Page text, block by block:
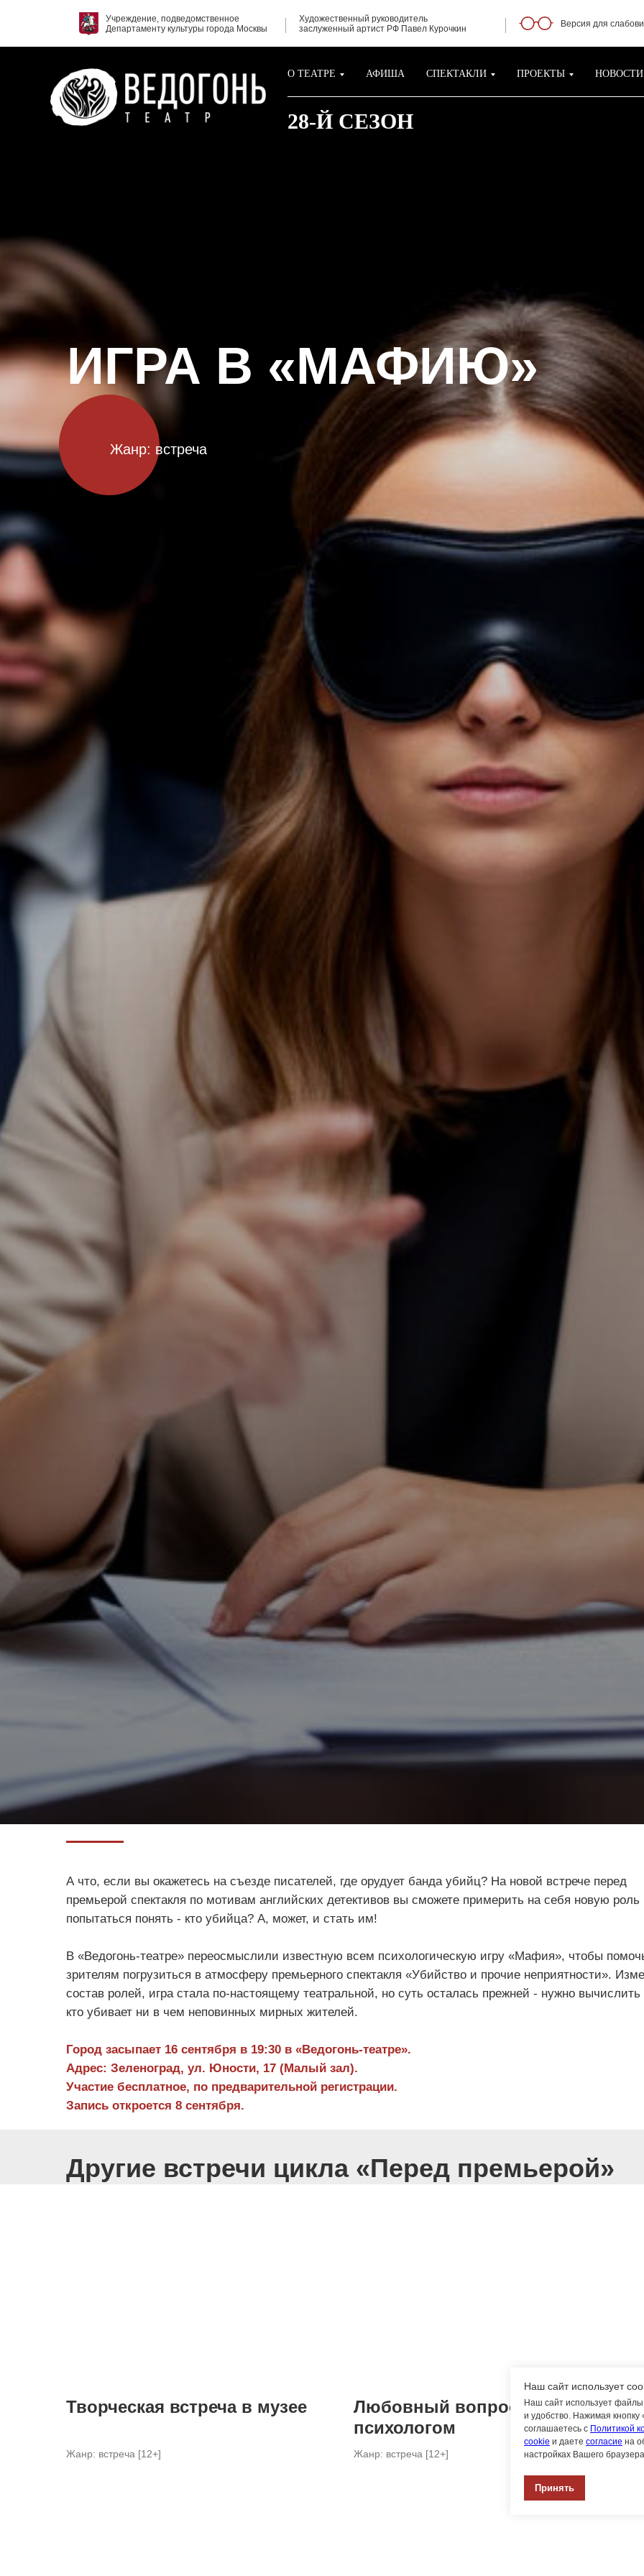
Учреждение, подведомственное
Департаменту культуры города Москвы
Художественный руководитель
заслуженный артист РФ Павел Курочкин
Версия для
О ТЕАТРЕ АФИША СПЕКТАКЛИ ПРОЕКТЫ НОВОСТИ
28-Й СЕЗОН
Наш сайт использует
Наш сайт использует файлы
и удобство. Нажимая
соглашаетесь с Политикой
cookie и даете согласие на
настройках Вашего
Принять
ИГРА В «МАФИЮ»
Жанр: встреча
А что, если вы окажетесь на съезде писателей, где орудует банда убийц? На новой встрече перед
премьерой спектакля по мотивам английских детективов вы сможете примерить на себя новую роль
попытаться понять - кто убийца? А, может, и стать им!
В «Ведогонь-театре» переосмыслили известную всем психологическую игру «Мафия», чтобы
зрителям погрузиться в атмосферу премьерного спектакля «Убийство и прочие неприятности».
состав ролей, игра стала по-настоящему театральной, но суть осталась прежней - нужно вычислить
кто убивает ни в чем неповинных мирных жителей.
Город засыпает 16 сентября в 19:30 в «Ведогонь-театре».
Адрес: Зеленоград, ул. Юности, 17 (Малый зал).
Участие бесплатное, по предварительной регистрации.
Запись откроется 8 сентября.
Другие встречи цикла «Перед премьерой»
Творческая встреча в музее
Жанр: встреча [12+]
Любовный вопрос: в театр с
психологом
Жанр: встреча [12+]